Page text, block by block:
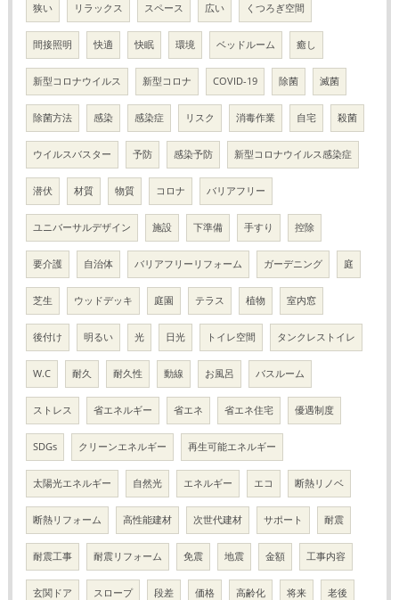
狭い リラックス スペース 広い くつろぎ空間
間接照明 快適 快眠 環境 ベッドルーム 癒し
新型コロナウイルス 新型コロナ COVID-19 除菌 滅菌
除菌方法 感染 感染症 リスク 消毒作業 自宅 殺菌
ウイルスバスター 予防 感染予防 新型コロナウイルス感染症
潜伏 材質 物質 コロナ バリアフリー
ユニバーサルデザイン 施設 下準備 手すり 控除
要介護 自治体 バリアフリーリフォーム ガーデニング 庭
芝生 ウッドデッキ 庭園 テラス 植物 室内窓
後付け 明るい 光 日光 トイレ空間 タンクレストイレ
W.C 耐久 耐久性 動線 お風呂 バスルーム
ストレス 省エネルギー 省エネ 省エネ住宅 優遇制度
SDGs クリーンエネルギー 再生可能エネルギー
太陽光エネルギー 自然光 エネルギー エコ 断熱リノベ
断熱リフォーム 高性能建材 次世代建材 サポート 耐震
耐震工事 耐震リフォーム 免震 地震 金額 工事内容
玄関ドア スロープ 段差 価格 高齢化 将来 老後